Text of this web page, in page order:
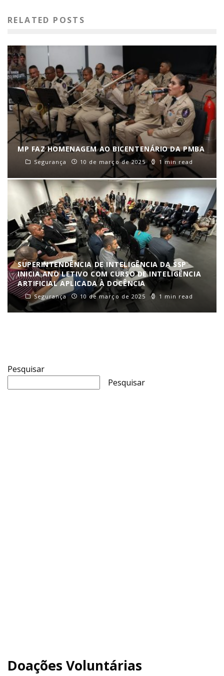
RELATED POSTS
MP FAZ HOMENAGEM AO BICENTENÁRIO DA PMBA
Segurança 10 de março de 2025 1 min read
SUPERINTENDÊNCIA DE INTELIGÊNCIA DA SSP
INICIA ANO LETIVO COM CURSO DE INTELIGÊNCIA
ARTIFICIAL APLICADA À DOCÊNCIA
Segurança 10 de março de 2025 1 min read
Pesquisar
Pesquisar
Doações Voluntárias